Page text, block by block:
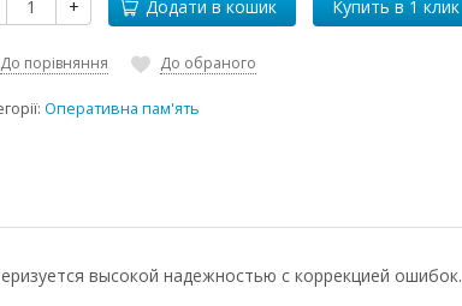
+ Додати в кошик
До порівняння До обраного
Оперативна пам'ять
высокой надежностью с коррекцией ошибок.